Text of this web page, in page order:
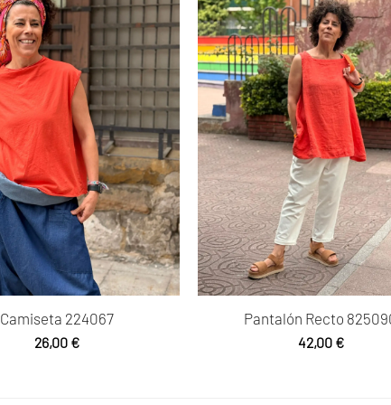
Camiseta 224067
26,00 €
Pantalón Recto
42,00 €